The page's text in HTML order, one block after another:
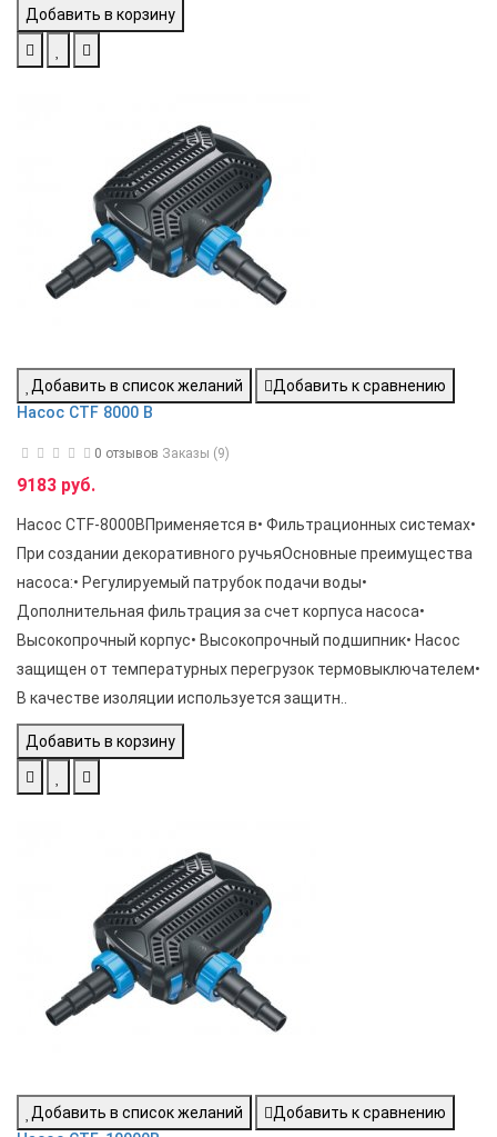
Добавить в корзину
Добавить в список желаний
Добавить к сравнению
Насос CTF 8000 B
0 отзывов Заказы (9)
9183 руб.
Насос CTF-8000BПрименяется в• Фильтрационных системах•
При создании декоративного ручьяОсновные преимущества
насоса:• Регулируемый патрубок подачи воды•
Дополнительная фильтрация за счет корпуса насоса•
Высокопрочный корпус• Высокопрочный подшипник• Насос
защищен от температурных перегрузок термовыключателем•
В качестве изоляции используется защитн..
Добавить в корзину
Добавить в список желаний
Добавить к сравнению